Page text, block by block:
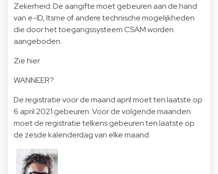
Zekerheid. De aangifte moet gebeuren aan de hand
van e-ID, Itsme of andere technische mogelijkheden
die door het toegangssysteem CSAM worden
aangeboden.
Zie hier
WANNEER?
De registratie voor de maand april moet ten laatste op
6 april 2021 gebeuren. Voor de volgende maanden
moet de registratie telkens gebeuren ten laatste op
de zesde kalenderdag van elke maand.